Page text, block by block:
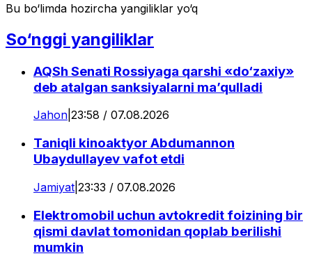
Bu bo‘limda hozircha yangiliklar yo‘q
So‘nggi yangiliklar
AQSh Senati Rossiyaga qarshi «do‘zaxiy»
deb atalgan sanksiyalarni ma’qulladi
Jahon 23:58 / 07.08.2026
Taniqli kinoaktyor Abdumannon
Ubaydullayev vafot etdi
Jamiyat 23:33 / 07.08.2026
Elektromobil uchun avtokredit foizining bir
qismi davlat tomonidan qoplab berilishi
mumkin